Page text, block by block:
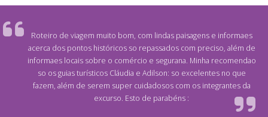
Roteiro de viagem muito bom, com lindas paisagens e informaes
acerca dos pontos históricos so repassados com preciso, além de
informaes locais sobre o comércio e segurana. Minha recomendao
so os guias turísticos Cláudia e Adilson: so excelentes no que
fazem, além de serem super cuidadosos com os integrantes da
excurso. Esto de parabéns :